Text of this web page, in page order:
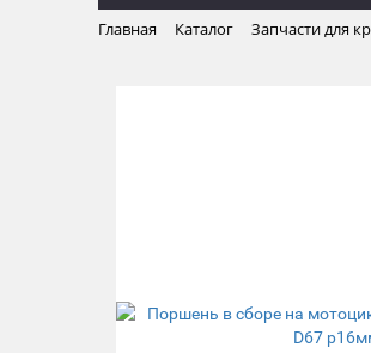
Главная Каталог Запчасти для